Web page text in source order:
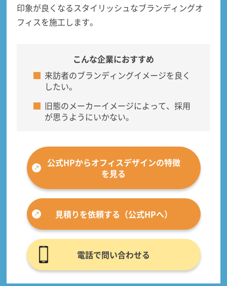
印象が良くなるスタイリッシュなブランディングオ
フィスを施工します。
こんな企業におすすめ
来訪者のブランディングイメージを良く
したい。
旧態のメーカーイメージによって、採用
が思うようにいかない。
公式HPからオフィスデザインの特徴
を見る
見積りを依頼する（公式HPへ）
電話で問い合わせる